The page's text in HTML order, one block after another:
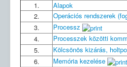
1.
Alapok
2.
Operációs rendszerek
3.
Processz
4.
Processzek közötti
5.
Kölcsönös kizárás,
6.
Memória kezelése